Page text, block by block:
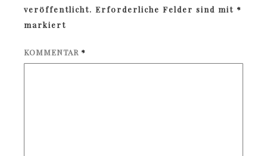
veröffentlicht. Erforderliche Felder sind mit *
markiert
KOMMENTAR *